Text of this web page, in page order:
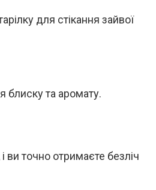
для стікання зайвої
блиску та аромату.
точно отримаєте безліч